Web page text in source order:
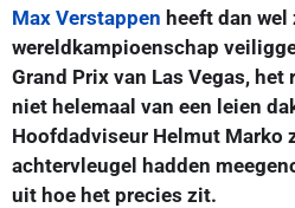
Max Verstappen heeft dan wel
wereldkampioenschap
Grand Prix van Las Vegas,
niet helemaal van een leien
Hoofdadviseur Helmut Marko
achtervleugel hadden
uit hoe het precies zit.